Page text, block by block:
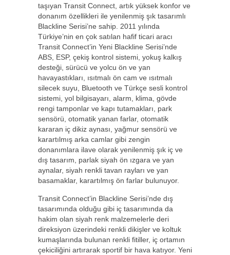
taşıyan Transit Connect, artık yüksek konfor ve
donanım özellikleri ile yenilenmiş şık tasarımlı
Blackline Serisi’ne sahip. 2011 yılında
Türkiye’nin en çok satılan hafif ticari aracı
Transit Connect’in Yeni Blackline Serisi’nde
ABS, ESP, çekiş kontrol sistemi, yokuş kalkış
desteği, sürücü ve yolcu ön ve yan
havayastıkları, ısıtmalı ön cam ve ısıtmalı
silecek suyu, Bluetooth ve Türkçe sesli kontrol
sistemi, yol bilgisayarı, alarm, klima, gövde
rengi tamponlar ve kapı tutamakları, park
sensörü, otomatik yanan farlar, otomatik
kararan iç dikiz aynası, yağmur sensörü ve
karartılmış arka camlar gibi zengin
donanımlara ilave olarak yenilenmiş şık iç ve
dış tasarım, parlak siyah ön ızgara ve yan
aynalar, siyah renkli tavan rayları ve yan
basamaklar, karartılmış ön farlar bulunuyor.
Transit Connect’in Blackline Serisi’nde dış
tasarımında olduğu gibi iç tasarımında da
hakim olan siyah renk malzemelerle deri
direksiyon üzerindeki renkli dikişler ve koltuk
kumaşlarında bulunan renkli fitiller, iç ortamın
çekiciliğini artırarak sportif bir hava katıyor. Yeni